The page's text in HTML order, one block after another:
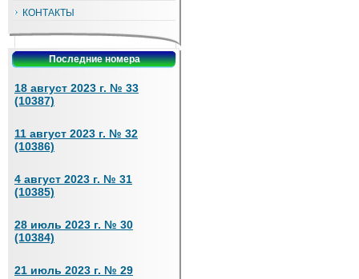
КОНТАКТЫ
Последние номера
18 август 2023 г. № 33
(10387)
11 август 2023 г. № 32
(10386)
4 август 2023 г. № 31
(10385)
28 июль 2023 г. № 30
(10384)
21 июль 2023 г. № 29